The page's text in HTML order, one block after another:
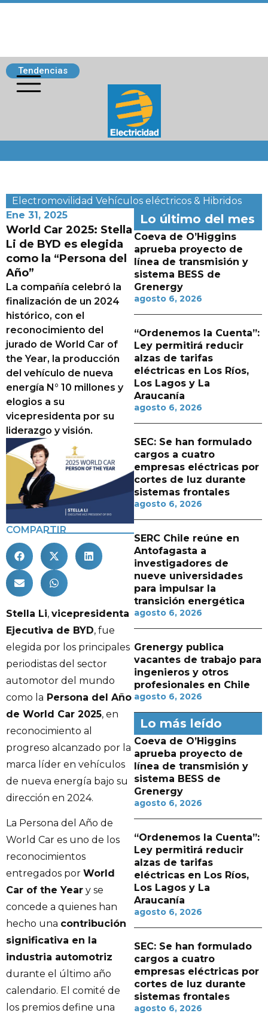
Tendencias
Electromovilidad Vehículos eléctricos & Hibridos
Ene 31, 2025
World Car 2025: Stella
Li de BYD es elegida
como la “Persona del
Año”
La compañía celebró la
finalización de un 2024
histórico, con el
reconocimiento del
jurado de World Car of
the Year, la producción
del vehículo de nueva
energía N° 10 millones y
elogios a su
vicepresidenta por su
liderazgo y visión.
COMPARTIR
Stella Li, vicepresidenta
Ejecutiva de BYD, fue
elegida por los principales
periodistas del sector
automotor del mundo
como la Persona del Año
de World Car 2025, en
reconocimiento al
progreso alcanzado por la
marca líder en vehículos
de nueva energía bajo su
dirección en 2024.
La Persona del Año de
World Car es uno de los
reconocimientos
entregados por World
Car of the Year y se
concede a quienes han
hecho una contribución
significativa en la
industria automotriz
durante el último año
calendario. El comité de
los premios define una
Lo último del mes
Coeva de O’Higgins
aprueba proyecto de
línea de transmisión y
sistema BESS de
Grenergy
agosto 6, 2026
“Ordenemos la Cuenta”:
Ley permitirá reducir
alzas de tarifas
eléctricas en Los Ríos,
Los Lagos y La
Araucanía
agosto 6, 2026
SEC: Se han formulado
cargos a cuatro
empresas eléctricas por
cortes de luz durante
sistemas frontales
agosto 6, 2026
SERC Chile reúne en
Antofagasta a
investigadores de
nueve universidades
para impulsar la
transición energética
agosto 6, 2026
Grenergy publica
vacantes de trabajo para
ingenieros y otros
profesionales en Chile
agosto 6, 2026
Lo más leído
Coeva de O’Higgins
aprueba proyecto de
línea de transmisión y
sistema BESS de
Grenergy
agosto 6, 2026
“Ordenemos la Cuenta”:
Ley permitirá reducir
alzas de tarifas
eléctricas en Los Ríos,
Los Lagos y La
Araucanía
agosto 6, 2026
SEC: Se han formulado
cargos a cuatro
empresas eléctricas por
cortes de luz durante
sistemas frontales
agosto 6, 2026